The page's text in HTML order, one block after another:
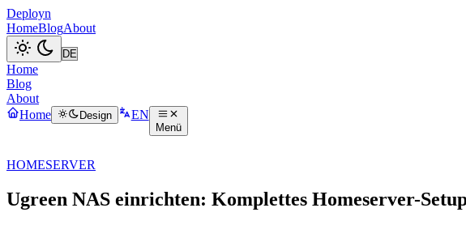
Deployn
HomeBlogAbout
Home
Blog
About
Home
Design EN
Menü
HOMESERVER
Ugreen NAS einrichten: Komplettes Homeserver-